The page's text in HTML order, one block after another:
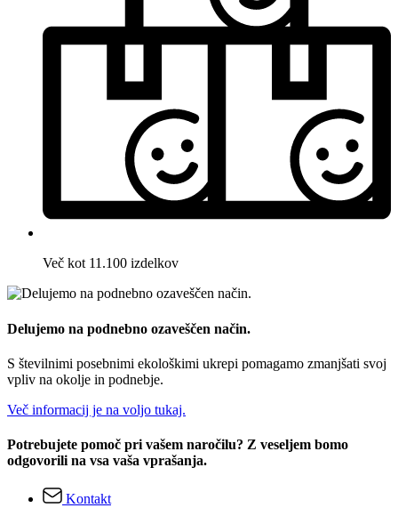
Več kot 11.100 izdelkov
Delujemo na podnebno ozaveščen način.
S številnimi posebnimi ekološkimi ukrepi pomagamo zmanjšati svoj
vpliv na okolje in podnebje.
Več informacij je na voljo tukaj.
Potrebujete pomoč pri vašem naročilu? Z veseljem bomo
odgovorili na vsa vaša vprašanja.
Kontakt